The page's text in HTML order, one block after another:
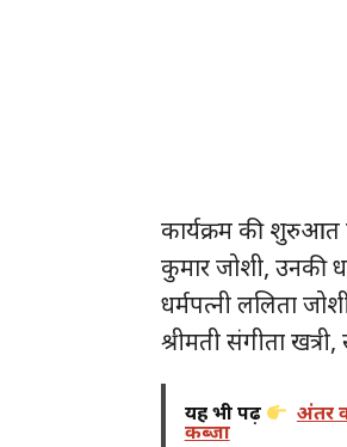
कार्यक्रम की शुरुआत
कुमार जोशी, उनकी
धर्मपत्नी ललिता
श्रीमती संगीता
यह भी पढ़ें अंतर
कब्जा